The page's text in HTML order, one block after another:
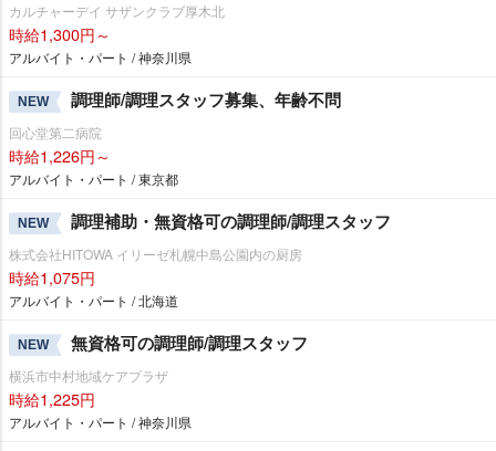
カルチャーデイ サザンクラブ厚木北
時給1,300円～
アルバイト・パート / 神奈川県
NEW 調理師/調理スタッフ募集、年齢不問
回心堂第二病院
時給1,226円～
アルバイト・パート / 東京都
NEW 調理補助・無資格可の調理師/調理スタッフ
株式会社HITOWA イリーゼ札幌中島公園内の厨房
時給1,075円
アルバイト・パート / 北海道
NEW 無資格可の調理師/調理スタッフ
横浜市中村地域ケアプラザ
時給1,225円
アルバイト・パート / 神奈川県